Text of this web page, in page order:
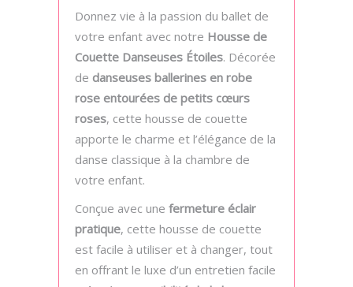
Donnez vie à la passion du ballet de
votre enfant avec notre Housse de
Couette Danseuses Étoiles. Décorée
de danseuses ballerines en robe
rose entourées de petits cœurs
roses, cette housse de couette
apporte le charme et l’élégance de la
danse classique à la chambre de
votre enfant.
Conçue avec une fermeture éclair
pratique, cette housse de couette
est facile à utiliser et à changer, tout
en offrant le luxe d’un entretien facile